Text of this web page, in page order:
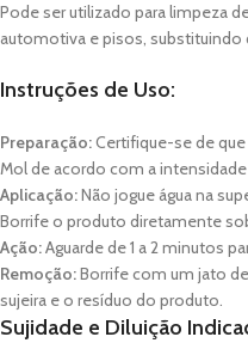
Pode ser utilizado para limpeza
automotiva e pisos, substituindo
Instruções de Uso:
Preparação:Certifique-se de que
Mol de acordo com a intensidade
Aplicação:Não jogue água na
Borrife o produto diretamente
Ação:Aguarde de 1 a 2 minutos
Remoção:Borrife com um jato
sujeira e o resíduo do produto.
Sujidade e Diluição